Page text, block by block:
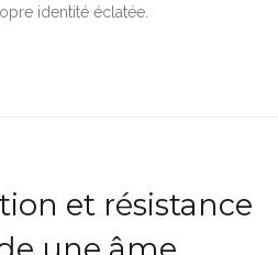
identité éclatée.
et résistance